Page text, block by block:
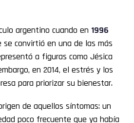
argentino cuando en 1996
convirtió en una de las más
a figuras como Jésica
en 2014, el estrés y los
para priorizar su bienestar.
de aquellos síntomas: un
poco frecuente que ya había